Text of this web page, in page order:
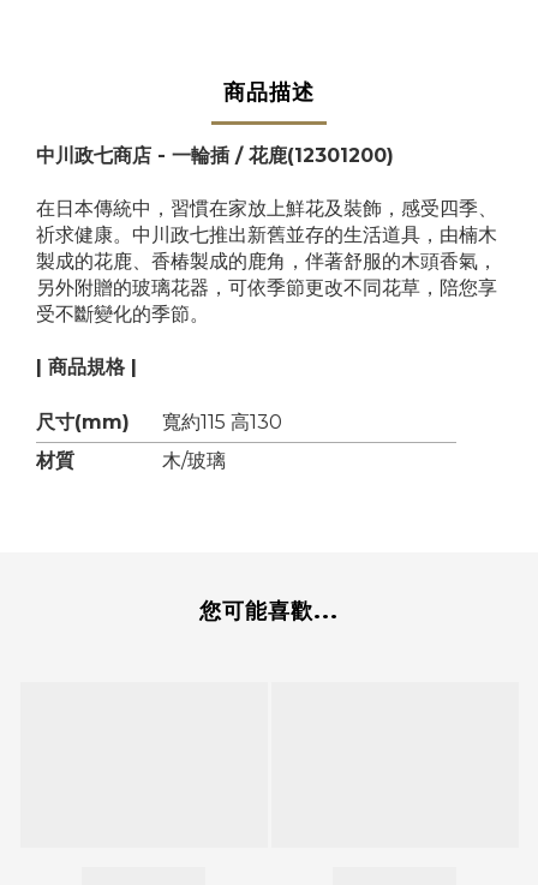
商品描述
中川政七商店 - 一輪插 / 花鹿(12301200)
在日本傳統中，習慣在家放上鮮花及裝飾，感受四季、
祈求健康。中川政七推出新舊並存的生活道具，由楠木
製成的花鹿、香椿製成的鹿角，伴著舒服的木頭香氣，
另外附贈的玻璃花器，可依季節更改不同花草，陪您享
受不斷變化的季節。
| 商品規格 |
尺寸(mm)
寬約115 高130
材質
木/玻璃
您可能喜歡...